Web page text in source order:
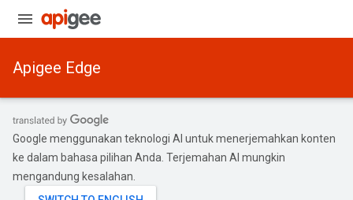
Apigee Edge
Google menggunakan teknologi AI untuk menerjemahkan konten
ke dalam bahasa pilihan Anda. Terjemahan AI mungkin
mengandung kesalahan.